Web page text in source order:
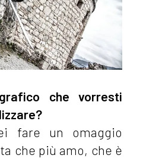
che vorresti
fare un omaggio
che più amo, che è